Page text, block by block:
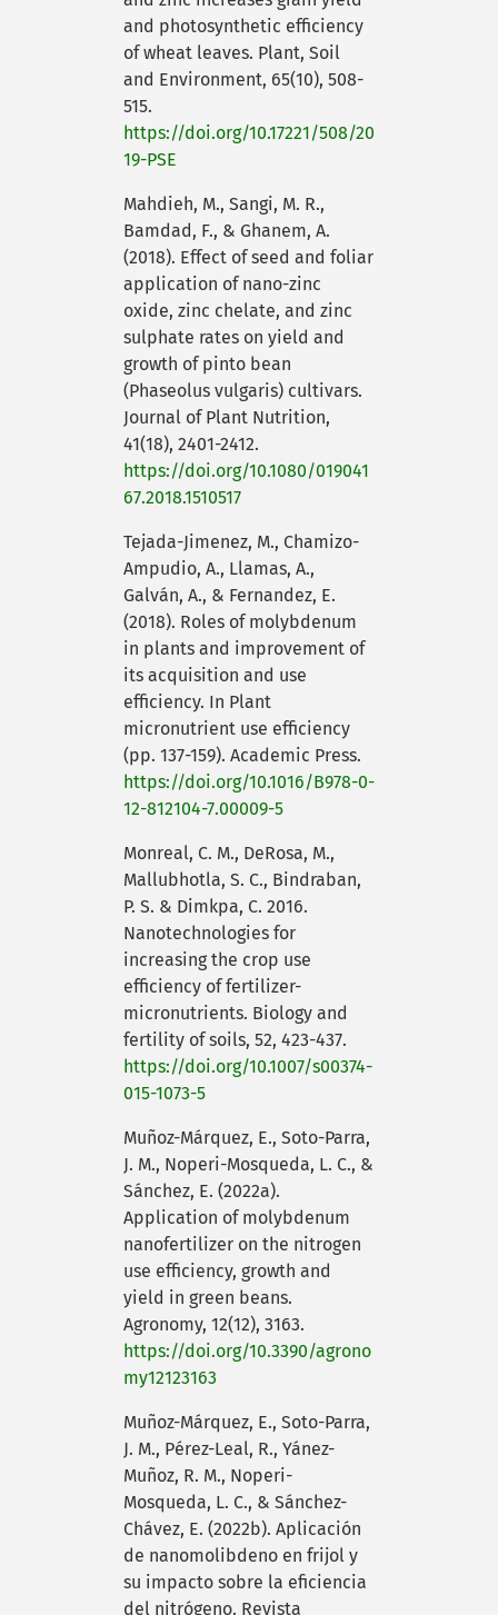
and photosynthetic efficiency
of wheat leaves. Plant, Soil
and Environment, 65(10), 508-
515.
https://doi.org/10.17221/508/20
19-PSE
Mahdieh, M., Sangi, M. R.,
Bamdad, F., & Ghanem, A.
(2018). Effect of seed and foliar
application of nano-zinc
oxide, zinc chelate, and zinc
sulphate rates on yield and
growth of pinto bean
(Phaseolus vulgaris) cultivars.
Journal of Plant Nutrition,
41(18), 2401-2412.
https://doi.org/10.1080/019041
67.2018.1510517
Tejada-Jimenez, M., Chamizo-
Ampudio, A., Llamas, A.,
Galván, A., & Fernandez, E.
(2018). Roles of molybdenum
in plants and improvement of
its acquisition and use
efficiency. In Plant
micronutrient use efficiency
(pp. 137-159). Academic Press.
https://doi.org/10.1016/B978-0-
12-812104-7.00009-5
Monreal, C. M., DeRosa, M.,
Mallubhotla, S. C., Bindraban,
P. S. & Dimkpa, C. 2016.
Nanotechnologies for
increasing the crop use
efficiency of fertilizer-
micronutrients. Biology and
fertility of soils, 52, 423-437.
https://doi.org/10.1007/s00374-
015-1073-5
Muñoz-Márquez, E., Soto-Parra,
J. M., Noperi-Mosqueda, L. C., &
Sánchez, E. (2022a).
Application of molybdenum
nanofertilizer on the nitrogen
use efficiency, growth and
yield in green beans.
Agronomy, 12(12), 3163.
https://doi.org/10.3390/agrono
my12123163
Muñoz-Márquez, E., Soto-Parra,
J. M., Pérez-Leal, R., Yánez-
Muñoz, R. M., Noperi-
Mosqueda, L. C., & Sánchez-
Chávez, E. (2022b). Aplicación
de nanomolibdeno en frijol y
su impacto sobre la eficiencia
del nitrógeno. Revista